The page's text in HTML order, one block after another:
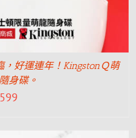
，好運連年！KingstonＱ萌
身碟。
599